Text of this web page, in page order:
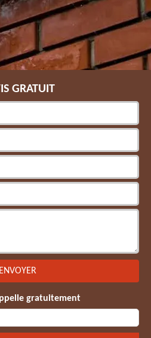
GRATUIT
gratuitement